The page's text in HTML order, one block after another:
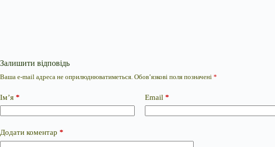
Залишити відповідь
Ваша e-mail адреса не оприлюднюватиметься. Обов’язкові поля позначені *
Ім’я * Email *
Додати коментар *